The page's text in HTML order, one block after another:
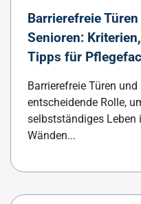
Barrierefreie
Senioren:
Tipps für
Barrierefreie Türen
entscheidende Rolle,
selbstständiges Leben
Wänden...